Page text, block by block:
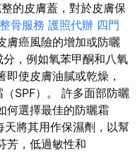
的皮膚蓋，對於皮膚保
骨服務 護照代辦 四門
膚癌風險的增加或防曬
，例如氧苯甲酮和八氧
使皮膚油膩或乾燥，
SPF）。 許多面部防曬
何選擇最佳的防曬霜
天將其用作保濕劑，以幫
芳，低過敏性和